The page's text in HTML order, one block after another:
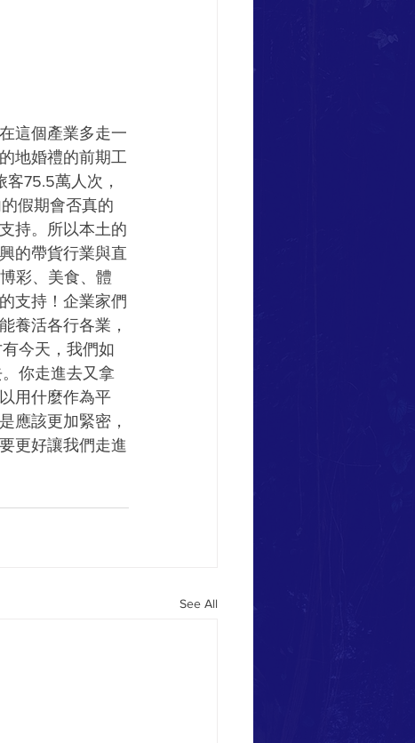
這個產業多走一
地婚禮的前期工
75.5萬人次，
假期會否真的
持。所以本土的
的帶貨行業與直
彩、美食、體
支持！企業家們
養活各行各業，
今天，我們如
你走進去又拿
用什麼作為平
應該更加緊密，
更好讓我們走進
See All